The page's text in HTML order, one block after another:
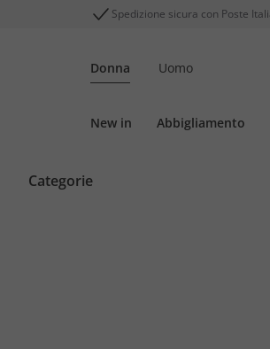
Spedizione sicura con Poste
Donna Uomo
New in Abbigliamento
Categorie